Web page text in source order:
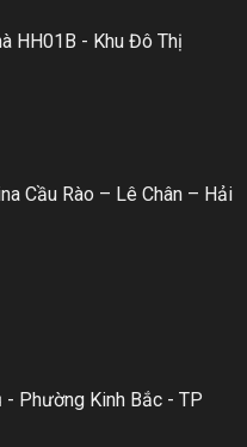
HH01B - Khu Đô Thị
Cầu Rào – Lê Chân – Hải
Phường Kinh Bắc - TP